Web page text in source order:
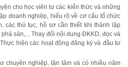
cho học viên tư các kiến thức và những
doanh nghiệp, hiểu rõ về cơ cấu tổ chức
các thủ tục, hồ sơ cần thiết khi thành lập
sản,... Thay đổi nội dung ĐKKD, đọc và
hiện các hoạt động đăng ký và đầu tư
chuyên nghiệp, tận tâm và có nhiều năm